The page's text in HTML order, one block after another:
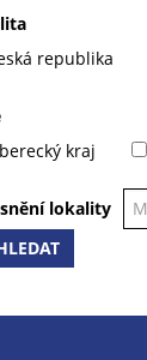
republika
kraj
lokality